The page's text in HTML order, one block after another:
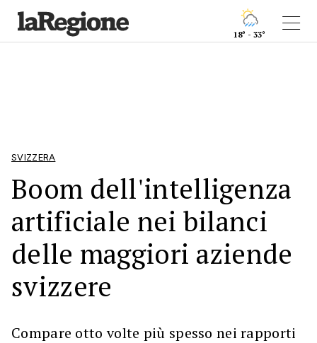
18° - 33°
SVIZZERA
Boom dell'intelligenza
artificiale nei bilanci
delle maggiori aziende
svizzere
Compare otto volte più spesso nei rapporti